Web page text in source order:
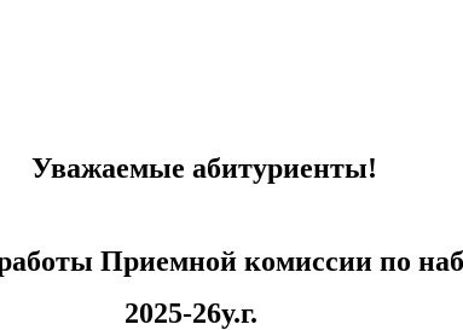
Уважаемые абитуриенты!
Приемной комиссии по
2025-26у.г.